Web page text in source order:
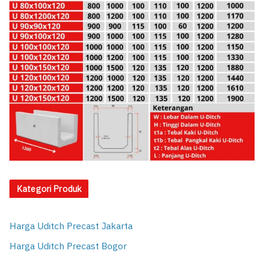
Kategori Produk
Harga Uditch Precast Jakarta
Harga Uditch Precast Bogor